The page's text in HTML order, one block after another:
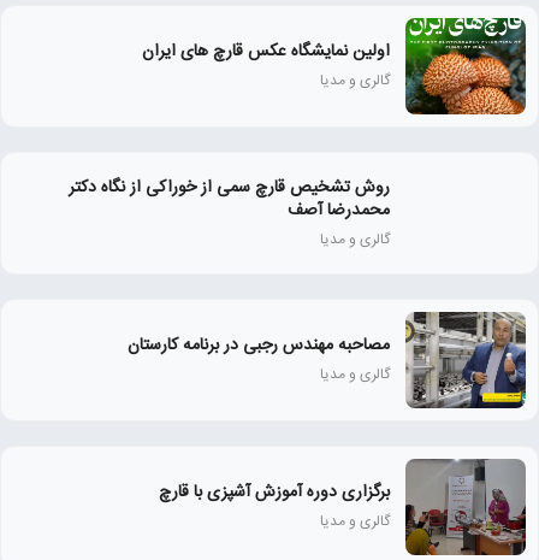
اولین نمایشگاه عکس قارچ های ایران
گالری و مدیا
روش تشخیص قارچ سمی از خوراکی از نگاه دکتر
محمدرضا آصف
گالری و مدیا
مصاحبه مهندس رجبی در برنامه کارستان
گالری و مدیا
برگزاری دوره آموزش آشپزی با قارچ
گالری و مدیا